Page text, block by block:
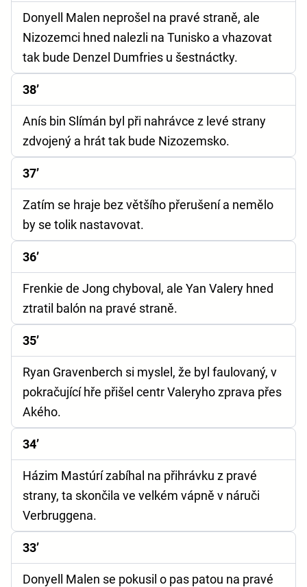
Donyell Malen neprošel na pravé straně, ale
Nizozemci hned nalezli na Tunisko a vhazovat
tak bude Denzel Dumfries u šestnáctky.
38’
Anís bin Slímán byl při nahrávce z levé strany
zdvojený a hrát tak bude Nizozemsko.
37’
Zatím se hraje bez většího přerušení a nemělo
by se tolik nastavovat.
36’
Frenkie de Jong chyboval, ale Yan Valery hned
ztratil balón na pravé straně.
35’
Ryan Gravenberch si myslel, že byl faulovaný, v
pokračující hře přišel centr Valeryho zprava přes
Akého.
34’
Házim Mastúrí zabíhal na přihrávku z pravé
strany, ta skončila ve velkém vápně v náruči
Verbruggena.
33’
Donyell Malen se pokusil o pas patou na pravé